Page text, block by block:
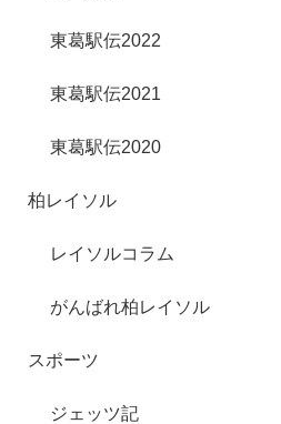
東葛駅伝2022
東葛駅伝2021
東葛駅伝2020
柏レイソル
レイソルコラム
がんばれ柏レイソル
スポーツ
ジェッツ記